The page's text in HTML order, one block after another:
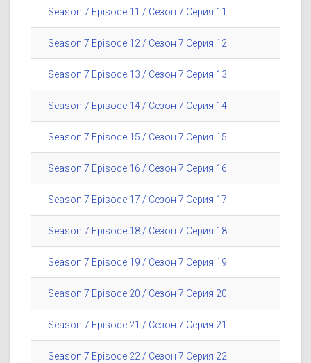
Season 7 Episode 11 / Сезон 7 Серия 11
Season 7 Episode 12 / Сезон 7 Серия 12
Season 7 Episode 13 / Сезон 7 Серия 13
Season 7 Episode 14 / Сезон 7 Серия 14
Season 7 Episode 15 / Сезон 7 Серия 15
Season 7 Episode 16 / Сезон 7 Серия 16
Season 7 Episode 17 / Сезон 7 Серия 17
Season 7 Episode 18 / Сезон 7 Серия 18
Season 7 Episode 19 / Сезон 7 Серия 19
Season 7 Episode 20 / Сезон 7 Серия 20
Season 7 Episode 21 / Сезон 7 Серия 21
Season 7 Episode 22 / Сезон 7 Серия 22